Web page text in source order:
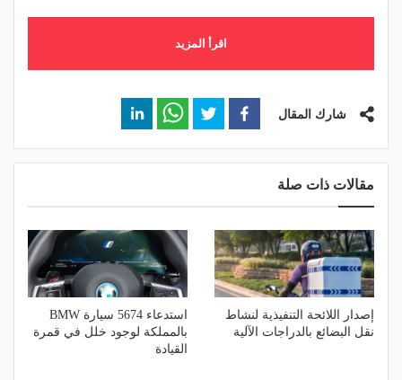
اقرأ المزيد
شارك المقال
مقالات ذات صلة
إصدار اللائحة التنفيذية لنشاط
نقل البضائع بالدراجات الآلية
استدعاء 5674 سيارة BMW
بالمملكة لوجود خلل في قمرة
القيادة